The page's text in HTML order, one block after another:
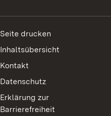
Seite drucken
Inhaltsübersicht
Kontakt
Datenschutz
Erklärung zur
Barrierefreiheit